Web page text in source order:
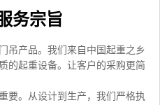
务宗旨
吊产品。我们来自中国起重之乡
的起重设备。让客户的采购更简
要。从设计到生产，我们严格执